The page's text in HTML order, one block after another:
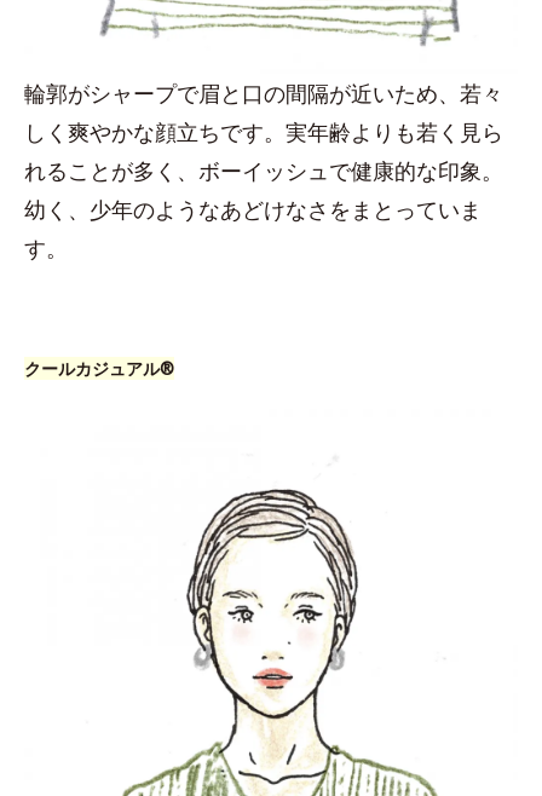
輪郭がシャープで眉と口の間隔が近いため、若々
しく爽やかな顔立ちです。実年齢よりも若く見ら
れることが多く、ボーイッシュで健康的な印象。
幼く、少年のようなあどけなさをまとっていま
す。
クールカジュアル®